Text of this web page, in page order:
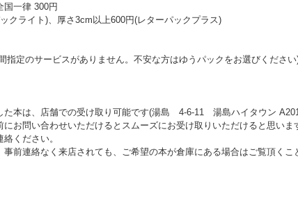
国一律 300円
クライト)、厚さ3cm以上600円(レターパックプラス)
指定のサービスがありません。不安な方はゆうパックをお選びください
た本は、店舗での受け取り可能です(湯島 4-6-11 湯島ハイタウン
お問い合わせいただけるとスムーズにお受け取りいただけると思いま
ください。
前連絡なく来店されても、ご希望の本が倉庫にある場合はご覧頂くこ